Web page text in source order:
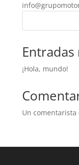
¡Hola, mundo!
Un comentarista